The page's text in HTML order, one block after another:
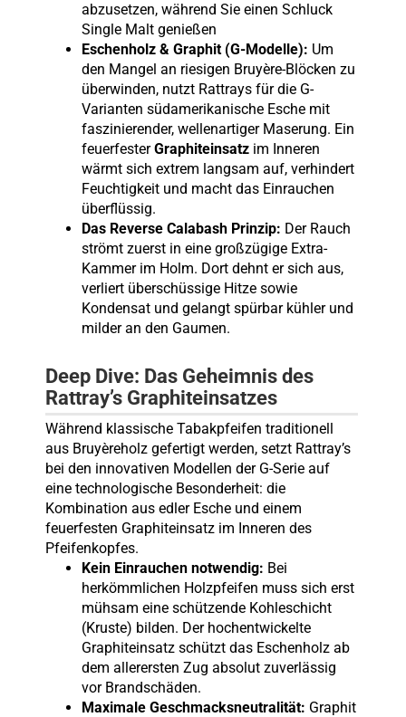
abzusetzen, während Sie einen Schluck
Single Malt genießen
Eschenholz & Graphit (G-Modelle): Um
den Mangel an riesigen Bruyère-Blöcken zu
überwinden, nutzt Rattrays für die G-
Varianten südamerikanische Esche mit
faszinierender, wellenartiger Maserung. Ein
feuerfesterGraphiteinsatzim Inneren
wärmt sich extrem langsam auf, verhindert
Feuchtigkeit und macht das Einrauchen
überflüssig.
Das Reverse Calabash Prinzip: Der Rauch
strömt zuerst in eine großzügige Extra-
Kammer im Holm. Dort dehnt er sich aus,
verliert überschüssige Hitze sowie
Kondensat und gelangt spürbar kühler und
milder an den Gaumen.
Deep Dive: Das Geheimnis des
Rattray’s Graphiteinsatzes
Während klassische Tabakpfeifen traditionell
aus Bruyèreholz gefertigt werden, setzt Rattray’s
bei den innovativen Modellen der G-Serie auf
eine technologische Besonderheit: die
Kombination aus edler Esche und einem
feuerfesten Graphiteinsatz im Inneren des
Pfeifenkopfes.
Kein Einrauchen notwendig: Bei
herkömmlichen Holzpfeifen muss sich erst
mühsam eine schützende Kohleschicht
(Kruste) bilden. Der hochentwickelte
Graphiteinsatz schützt das Eschenholz ab
dem allerersten Zug absolut zuverlässig
vor Brandschäden.
Maximale Geschmacksneutralität: Graphit